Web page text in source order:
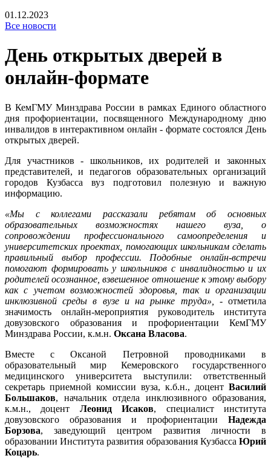
01.12.2023
Все новости
День открытых дверей в
онлайн-формате
В КемГМУ Минздрава России в рамках Единого областного
дня профориентации, посвященного Международному дню
инвалидов в интерактивном онлайн - формате состоялся День
открытых дверей.
Для участников - школьников, их родителей и законных
представителей, и педагогов образовательных организаций
городов Кузбасса вуз подготовил полезную и важную
информацию.
«Мы с коллегами рассказали ребятам об основных
образовательных возможностях нашего вуза, о
сопровождении профессионального самоопределения и
университетских проектах, помогающих школьникам сделать
правильный выбор профессии. Подобные онлайн-встречи
помогают формировать у школьников с инвалидностью и их
родителей осознанное, взвешенное отношение к этому выбору
как с учетом возможностей здоровья, так и организации
инклюзивной среды в вузе и на рынке труда»,
- отметила
значимость онлайн-мероприятия руководитель института
довузовского образования и профориентации КемГМУ
Минздрава России, к.м.н. Оксана Власова.
Вместе с Оксаной Петровной проводниками в
образовательный мир Кемеровского государственного
медицинского университета выступили: ответственный
секретарь приемной комиссии вуза, к.б.н., доцент Василий
Большаков, начальник отдела инклюзивного образования,
к.м.н., доцент Леонид Исаков, специалист института
довузовского образования и профориентации Надежда
Борзова, заведующий центром развития личности в
образовании Института развития образования Кузбасса Юрий
Коцарь.